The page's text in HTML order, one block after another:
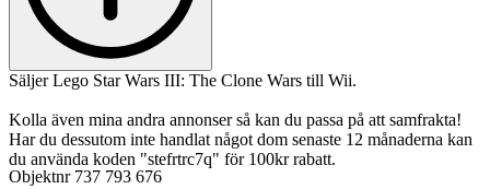
Säljer Lego Star Wars III: The Clone Wars till Wii.
Kolla även mina andra annonser så kan du passa på att samfrakta!
Har du dessutom inte handlat något dom senaste 12 månaderna kan
du använda koden "stefrtrc7q" för 100kr rabatt.
Objektnr 737 793 676